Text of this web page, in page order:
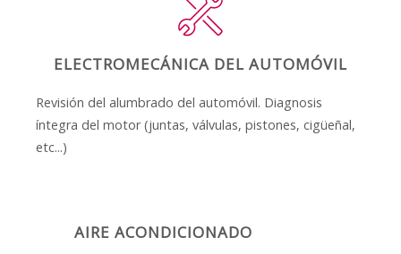
ELECTROMECÁNICA DEL AUTOMÓVIL
Revisión del alumbrado del automóvil. Diagnosis
íntegra del motor (juntas, válvulas, pistones, cigüeñal,
etc...)
AIRE ACONDICIONADO